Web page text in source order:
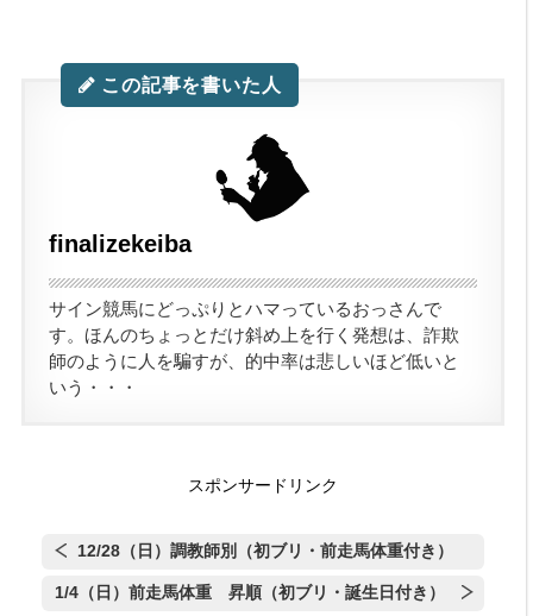
き）
付き）
この記事を書いた人
finalizekeiba
サイン競馬にどっぷりとハマっているおっさんで
す。ほんのちょっとだけ斜め上を行く発想は、詐欺
師のように人を騙すが、的中率は悲しいほど低いと
いう・・・
スポンサードリンク
12/28（日）調教師別（初ブリ・前走馬体重付き）
1/4（日）前走馬体重 昇順（初ブリ・誕生日付き）